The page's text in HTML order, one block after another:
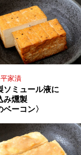
家漬
ソミュール液に
み燻製
ベーコン〉